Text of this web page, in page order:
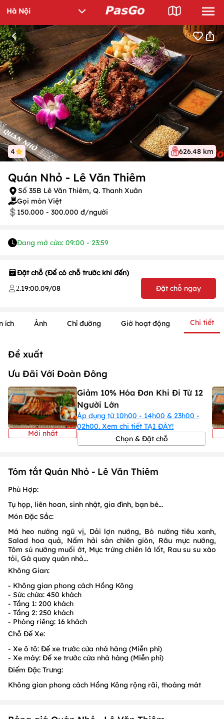
4 626.48 km
Quán Nhỏ - Lê Văn Thiêm
Số 35B Lê Văn Thiêm, Q. Thanh Xuân
Gọi món Việt
150.000 - 300.000 đ/người
Đang mở cửa: 09:00 - 23:59
Đặt chỗ (Để có chỗ trước khi đến)
2.19:00.09/08 Đặt chỗ ngay
ích Ảnh Chỉ đường Giờ hoạt động Chi tiết
Đề xuất
Ưu Đãi Với Đoàn Đông
Mới nhất
Giảm 10% Hóa Đơn Khi Đi Từ 12
Người Lớn
Áp dụng từ 10h00 - 14h00 & 23h00 -
02h00. Xem chi tiết TẠI ĐÂY!
Chọn & Đặt chỗ
Tóm tắt Quán Nhỏ - Lê Văn Thiêm
Phù Hợp:
Tụ họp, liên hoan, sinh nhật, gia đình, bạn bè...
Món Đặc Sắc:
Má heo nướng ngũ vị, Dải lợn nướng, Bò nướng tiêu xanh,
Salad hoa quả, Nấm hải sản chiên giòn, Râu mực nướng,
Tôm sú nướng muối ớt, Mực trứng chiên lá lốt, Rau su su xào
tỏi, Gà quay quán nhỏ...
Không Gian:
- Không gian phong cách Hồng Kông
- Sức chứa: 450 khách
- Tầng 1: 200 khách
- Tầng 2: 250 khách
- Phòng riêng: 16 khách
Chỗ Để Xe:
- Xe ô tô: Để xe trước cửa nhà hàng (Miễn phí)
- Xe máy: Để xe trước cửa nhà hàng (Miễn phí)
Điểm Đặc Trưng:
Không gian phong cách Hồng Kông rộng rãi, thoáng mát
/1